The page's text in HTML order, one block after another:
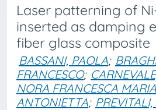
Laser patterning of
inserted as damping
fiber glass composite
BASSANI, PAOLA;
FRANCESCO;
NORA FRANCESCA MARIA
ANTONIETTA;